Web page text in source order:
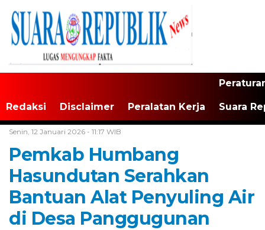
Redaksi Disclaimer Peralatan Kerja Suara
Senin, 12 Januari 2026 - 11:17 WIB
Pemkab Humbang
Hasundutan Serahkan
Bantuan Alat Penyuling Air
di Desa Panggugunan